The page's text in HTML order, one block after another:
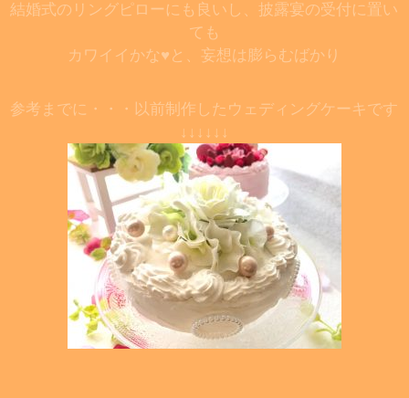
結婚式のリングピローにも良いし、披露宴の受付に置い
ても
カワイイかな♥と、 妄想は膨らむばかり
参考までに・・・以前制作したウェディングケーキです
↓↓↓↓↓↓